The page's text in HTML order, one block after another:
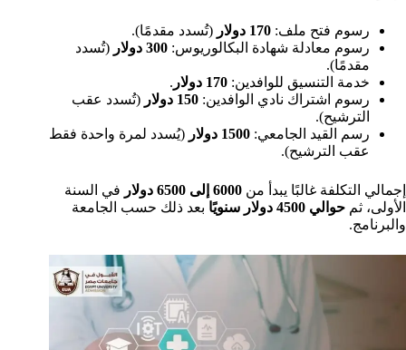
رسوم فتح ملف: 170 دولار
(تُسدد مقدمًا).
رسوم معادلة شهادة البكالوريوس: 300 دولار
(تُسدد
مقدمًا).
خدمة التنسيق للوافدين: 170 دولار
.
رسوم اشتراك نادي الوافدين: 150 دولار
(تُسدد عقب
الترشيح).
رسم القيد الجامعي: 1500 دولار
(يُسدد لمرة واحدة فقط
عقب الترشيح).
إجمالي التكلفة غالبًا يبدأ من 6000 إلى 6500 دولار
في السنة
الأولى، ثم حوالي 4500 دولار سنويًا
بعد ذلك حسب الجامعة
والبرنامج.